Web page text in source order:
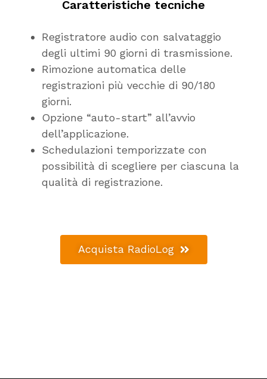
Caratteristiche tecniche
Registratore audio con salvataggio
degli ultimi 90 giorni di trasmissione.
Rimozione automatica delle
registrazioni più vecchie di 90/180
giorni.
Opzione “auto-start” all’avvio
dell’applicazione.
Schedulazioni temporizzate con
possibilità di scegliere per ciascuna la
qualità di registrazione.
Acquista RadioLog